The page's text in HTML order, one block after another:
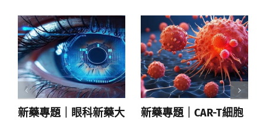
新藥專題｜眼科新藥大
新藥專題｜CAR-T細胞